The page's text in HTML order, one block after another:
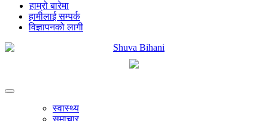
हाम्रो बारेमा
हामीलाई सम्पर्क
विज्ञापनको लागी
स्वास्थ्य
समाचार